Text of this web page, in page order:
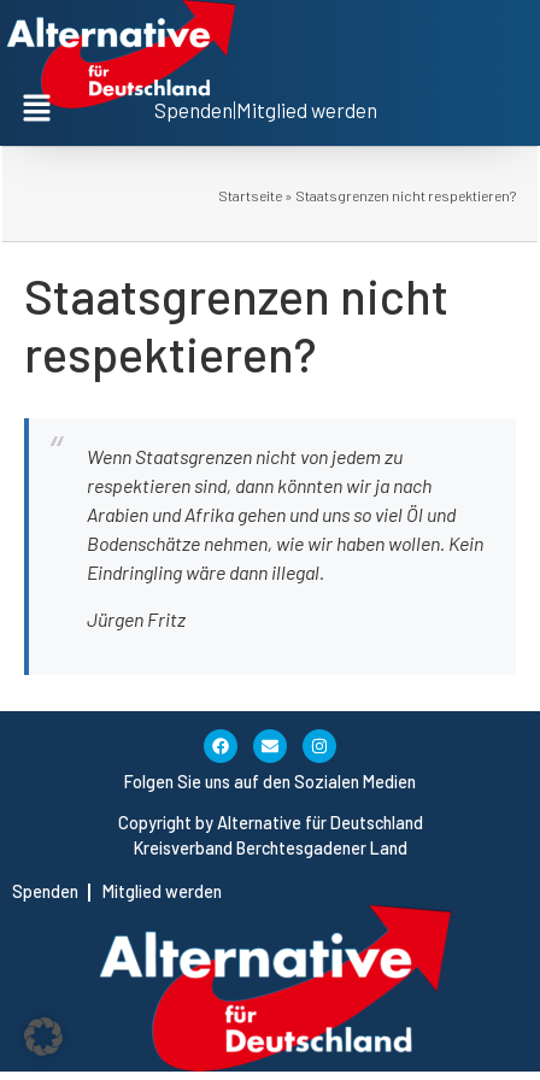
Spenden Mitglied werden
Startseite » Staatsgrenzen nicht respektieren?
Staatsgrenzen nicht
respektieren?
Wenn Staatsgrenzen nicht von jedem zu
respektieren sind, dann könnten wir ja nach
Arabien und Afrika gehen und uns so viel Öl und
Bodenschätze nehmen, wie wir haben wollen. Kein
Eindringling wäre dann illegal.
Jürgen Fritz
Copyright by Alternative für Deutschland
Kreisverband Berchtesgadener Land
Spenden Mitglied werden
Folgen Sie uns auf den Sozialen Medien